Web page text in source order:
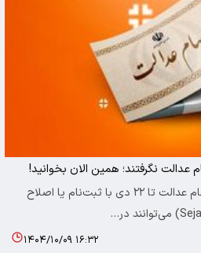
عدالت نگرفتند؛ همین الان بخوانید!
اقتصادایرانی: جاماندگان سود سهام عدالت تا ۲۲ دی با ثبت‌نام یا اصلاح
۱۴۰۴/۱۰/۰۹ ۱۶:۳۲